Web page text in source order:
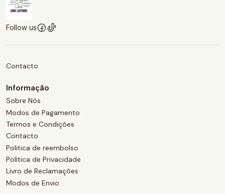
Follow us
Contacto
Informação
Sobre Nós
Modos de Pagamento
Termos e Condições
Contacto
Politica de reembolso
Política de Privacidade
Livro de Reclamações
Modos de Envio